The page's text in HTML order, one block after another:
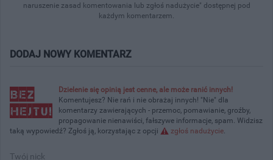
naruszenie zasad komentowania lub zgłoś nadużycie" dostępnej pod
każdym komentarzem.
DODAJ NOWY KOMENTARZ
Dzielenie się opinią jest cenne, ale może ranić innych!
Komentujesz? Nie rań i nie obrażaj innych! "Nie" dla
komentarzy zawierających - przemoc, pomawianie, groźby,
propagowanie nienawiści, fałszywe informacje, spam. Widzisz
taką wypowiedź? Zgłoś ją, korzystając z opcji
zgłoś nadużycie.
Twój nick